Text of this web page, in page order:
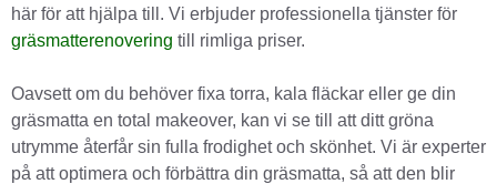
här för att hjälpa till. Vi erbjuder professionella tjänster för
gräsmatterenovering till rimliga priser.
Oavsett om du behöver fixa torra, kala fläckar eller ge din
gräsmatta en total makeover, kan vi se till att ditt gröna
utrymme återfår sin fulla frodighet och skönhet. Vi är experter
på att optimera och förbättra din gräsmatta, så att den blir